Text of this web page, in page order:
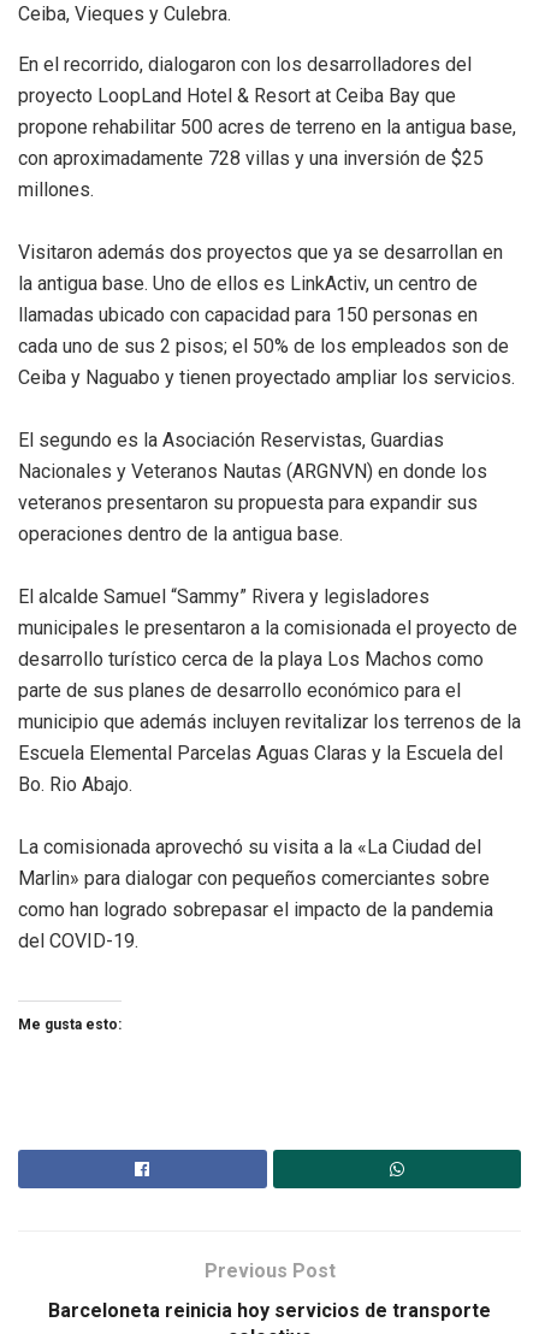
Ceiba, Vieques y Culebra.
En el recorrido, dialogaron con los desarrolladores del
proyecto LoopLand Hotel & Resort at Ceiba Bay que
propone rehabilitar 500 acres de terreno en la antigua base,
con aproximadamente 728 villas y una inversión de $25
millones.
Visitaron además dos proyectos que ya se desarrollan en
la antigua base. Uno de ellos es LinkActiv, un centro de
llamadas ubicado con capacidad para 150 personas en
cada uno de sus 2 pisos; el 50% de los empleados son de
Ceiba y Naguabo y tienen proyectado ampliar los servicios.
El segundo es la Asociación Reservistas, Guardias
Nacionales y Veteranos Nautas (ARGNVN) en donde los
veteranos presentaron su propuesta para expandir sus
operaciones dentro de la antigua base.
El alcalde Samuel “Sammy” Rivera y legisladores
municipales le presentaron a la comisionada el proyecto de
desarrollo turístico cerca de la playa Los Machos como
parte de sus planes de desarrollo económico para el
municipio que además incluyen revitalizar los terrenos de la
Escuela Elemental Parcelas Aguas Claras y la Escuela del
Bo. Rio Abajo.
La comisionada aprovechó su visita a la «La Ciudad del
Marlin» para dialogar con pequeños comerciantes sobre
como han logrado sobrepasar el impacto de la pandemia
del COVID-19.
Me gusta esto:
Previous Post
Barceloneta reinicia hoy servicios de transporte